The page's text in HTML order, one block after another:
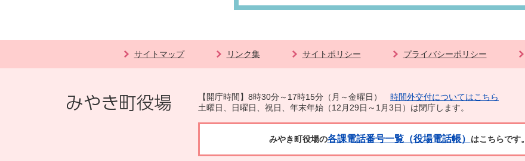
サイトマップ リンク集 サイトポリシー プライバシーポリシー
【開庁時間】8時30分～17時15分（月～金曜日） 時間外交付についてはこちら
土曜日、日曜日、祝日、年末年始（12月29日～1月3日）は閉庁します。
みやき町役場の各課電話番号一覧（役場電話帳） はこちらです。